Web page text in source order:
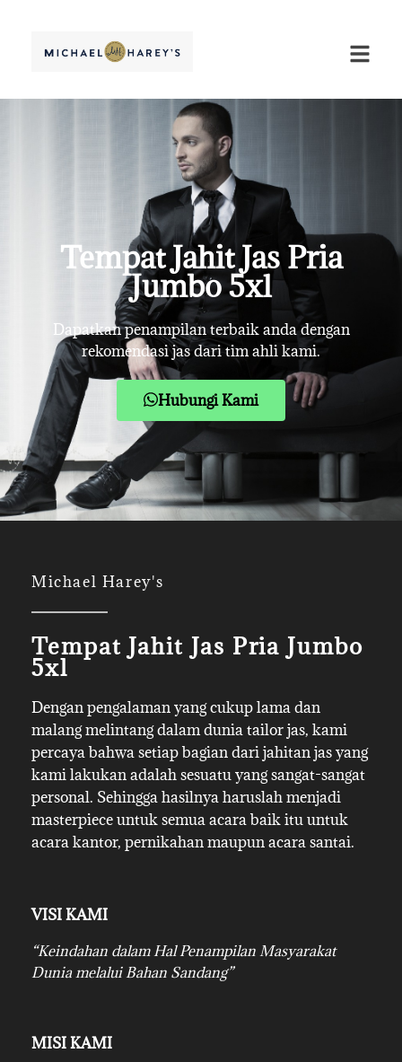
Tempat Jahit Jas Pria
Jumbo 5xl
Dapatkan penampilan terbaik anda dengan
rekomendasi jas dari tim ahli kami.
Hubungi Kami
Michael Harey's
Tempat Jahit Jas Pria Jumbo
5xl
Dengan pengalaman yang cukup lama dan
malang melintang dalam dunia tailor jas, kami
percaya bahwa setiap bagian dari jahitan jas yang
kami lakukan adalah sesuatu yang sangat-sangat
personal. Sehingga hasilnya haruslah menjadi
masterpiece untuk semua acara baik itu untuk
acara kantor, pernikahan maupun acara santai.
VISI KAMI
“Keindahan dalam Hal Penampilan Masyarakat
Dunia melalui Bahan Sandang”
MISI KAMI